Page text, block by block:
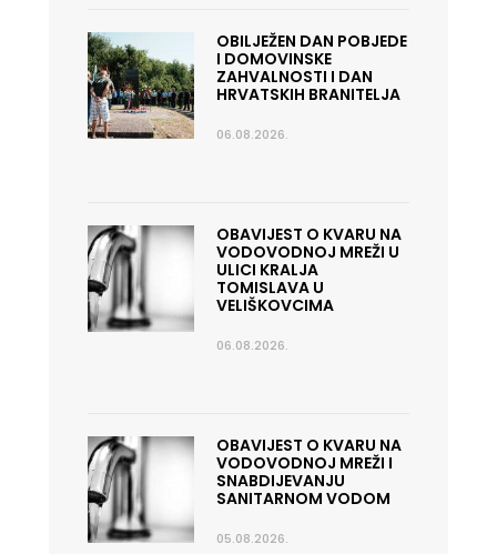
OBILJEŽEN DAN POBJEDE
I DOMOVINSKE
ZAHVALNOSTI I DAN
HRVATSKIH BRANITELJA
06.08.2026.
OBAVIJEST O KVARU NA
VODOVODNOJ MREŽI U
ULICI KRALJA
TOMISLAVA U
VELIŠKOVCIMA
06.08.2026.
OBAVIJEST O KVARU NA
VODOVODNOJ MREŽI I
SNABDIJEVANJU
SANITARNOM VODOM
05.08.2026.